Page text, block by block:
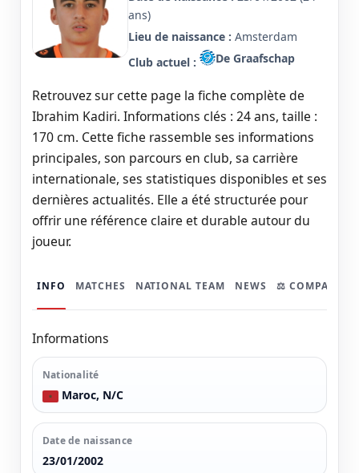
ans)
Lieu de naissance : Amsterdam
Club actuel :
De Graafschap
Retrouvez sur cette page la fiche complète de
Ibrahim Kadiri. Informations clés : 24 ans, taille :
170 cm. Cette fiche rassemble ses informations
principales, son parcours en club, sa carrière
internationale, ses statistiques disponibles et ses
dernières actualités. Elle a été structurée pour
offrir une référence claire et durable autour du
joueur.
INFO MATCHES NATIONAL TEAM NEWS ⚖️ COMPARER
Informations
Nationalité
Maroc, N/C
Date de naissance
23/01/2002